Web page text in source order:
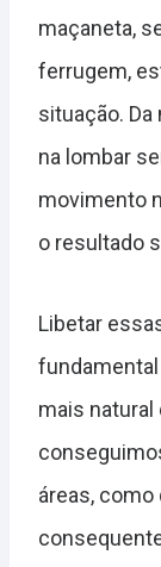
maçaneta,
ferrugem,
situação.
na lombar
movimento
o resultado
Libetar
mais natural
áreas,